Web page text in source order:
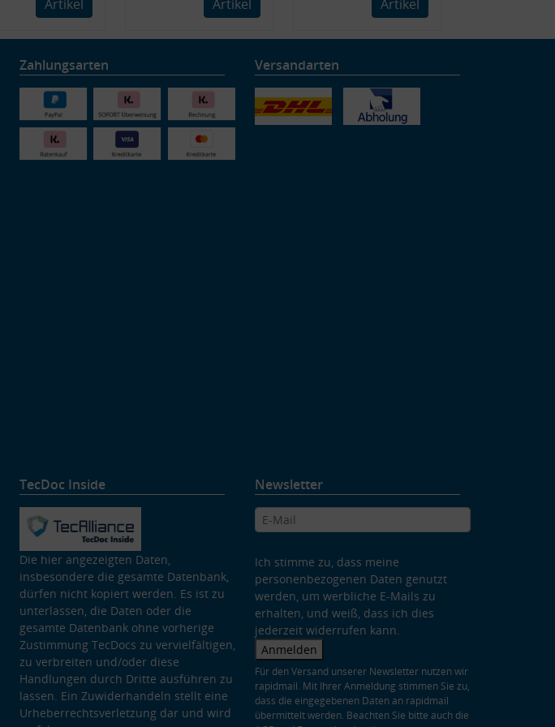
Artikel
Artikel
Artikel
Zahlungsarten Versandarten
TecDoc Inside
Die hier angezeigten Daten,
insbesondere die gesamte Datenbank,
dürfen nicht kopiert werden. Es ist zu
unterlassen, die Daten oder die
gesamte Datenbank ohne vorherige
Zustimmung TecDocs zu vervielfältigen,
zu verbreiten und/oder diese
Handlungen durch Dritte ausführen zu
lassen. Ein Zuwiderhandeln stellt eine
Urheberrechtsverletzung dar und wird
Newsletter
Ich stimme zu, dass meine
personenbezogenen Daten genutzt
werden, um werbliche E-Mails zu
erhalten, und weiß, dass ich dies
jederzeit widerrufen kann.
Anmelden
Für den Versand unserer Newsletter nutzen wir
rapidmail. Mit Ihrer Anmeldung stimmen Sie zu,
dass die eingegebenen Daten an rapidmail
übermittelt werden. Beachten Sie bitte auch die